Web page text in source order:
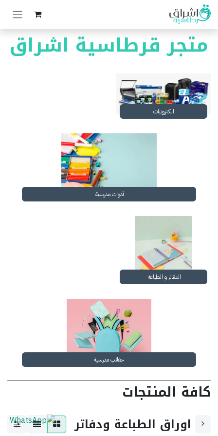
متجر قرطاسية اشراق
الكترونيات
أدوات مدرسية
الدفاتر و الطباعة
حقائب مدرسية
كافة المنتجات
اوراق الطباعة ودفاتر